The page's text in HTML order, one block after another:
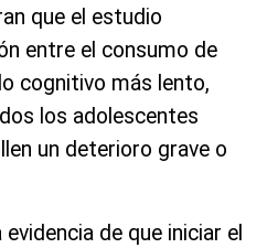
que el estudio
entre el consumo de
cognitivo más lento,
los adolescentes
un deterioro grave o
de que iniciar el